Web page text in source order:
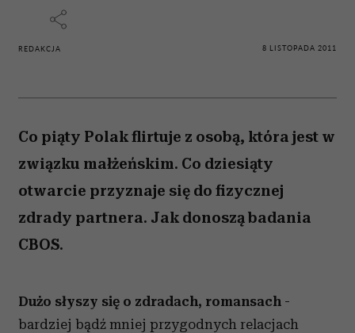
REDAKCJA 8 LISTOPADA 2011
Co piąty Polak flirtuje z osobą, która jest w
związku małżeńskim. Co dziesiąty
otwarcie przyznaje się do fizycznej
zdrady partnera. Jak donoszą badania
CBOS.
Dużo słyszy się o zdradach, romansach -
bardziej bądź mniej przygodnych relacjach